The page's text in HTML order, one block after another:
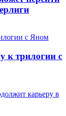
к трилогии с